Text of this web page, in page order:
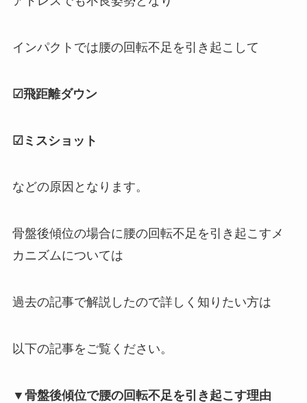
インパクトでは腰の回転不足を引き起こして
☑飛距離ダウン
☑ミスショット
などの原因となります。
骨盤後傾位の場合に腰の回転不足を引き起こすメ
カニズムについては
過去の記事で解説したので詳しく知りたい方は
以下の記事をご覧ください。
▼骨盤後傾位で腰の回転不足を引き起こす理由